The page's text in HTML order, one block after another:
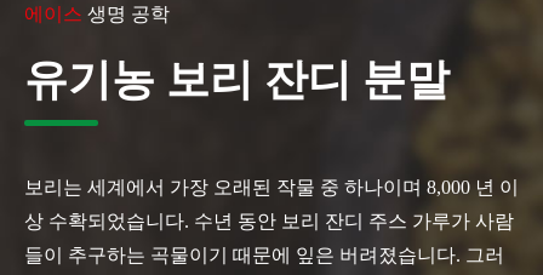
에이스 생명 공학
유기농 보리 잔디 분말
보리는 세계에서 가장 오래된 작물 중 하나이며 8,000 년 이
상 수확되었습니다. 수년 동안 보리 잔디 주스 가루가 사람
들이 추구하는 곡물이기 때문에 잎은 버려졌습니다. 그러